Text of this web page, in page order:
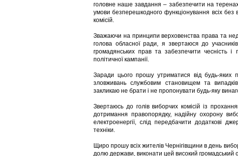
головне наше завдання – забезпечити на
умови безперешкодного функціонування всіх без
комісій.
Зважаючи на принципи верховенства права та
голова обласної ради, я звертаюся до
громадянських прав та забезпечити чесність і
політичної кампанії.
Заради цього прошу утриматися від будь-яких
зловживань службовим становищем та
закликаю не брати і не пропонувати будь-яку
Звертаюсь до голів виборчих комісій із
дотримання правопорядку, надійну охорону
електроенергії, слід передбачити додаткові
техніки.
Щиро прошу всіх жителів Чернігівщини в день
долю держави, виконати цей високий громадський